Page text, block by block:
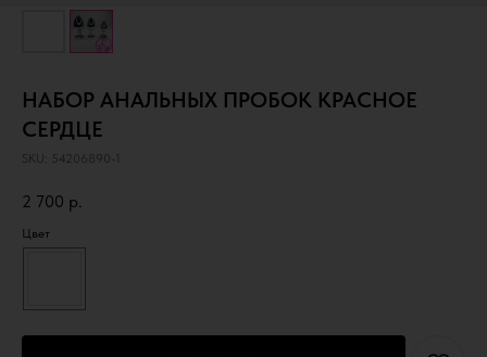
НАБОР АНАЛЬНЫХ ПРОБОК КРАСНОЕ
СЕРДЦЕ
SKU: 54206890-1
2 700 р.
Цвет